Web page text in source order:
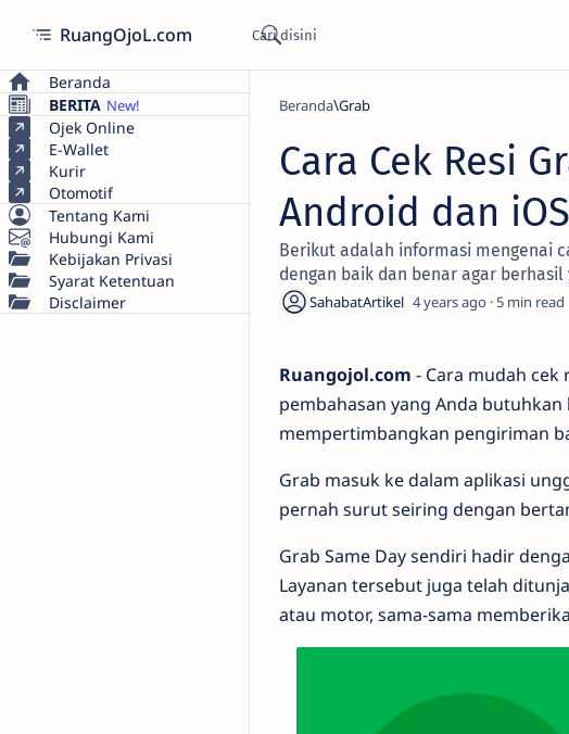
RuangOjoL.com
Beranda
BERITA
Ojek Online
E-Wallet
Kurir
Otomotif
Tentang Kami
Hubungi Kami
Kebijakan Privasi
Syarat Ketentuan
Disclaimer
Beranda Grab
Cara Cek Resi
Android dan
Berikut adalah informasi mengenai
dengan baik dan benar agar berhasil
4 years ago 5
Ruangojol.com - Cara mudah cek
pembahasan yang Anda
mempertimbangkan pengiriman
Grab masuk ke dalam aplikasi
pernah surut seiring dengan
Grab Same Day sendiri hadir
Layanan tersebut juga telah
atau motor, sama-sama